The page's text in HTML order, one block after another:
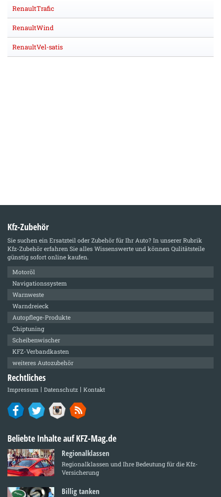
RenaultTrafic
RenaultWind
RenaultVel-satis
Kfz-Zubehör
Sie suchen ein Ersatzteil oder Zubehör für Ihr Auto? In unserer Rubrik
Kfz-Zubehörerfahren Sie alles Wissenswerte und können Qulitätsteile
günstig sofort online kaufen.
Motoröl
Navigationssystem
Warnweste
Warndreieck
Autopflege-Produkte
Chiptuning
Scheibenwischer
KFZ-Verbandkasten
weiteres Autozubehör
Rechtliches
Impressum Datenschutz Kontakt
Beliebte Inhalte auf KFZ-Mag.de
Regionalklassen
Regionalklassen und Ihre Bedeutung für die Kfz-
Versicherung
Billig tanken